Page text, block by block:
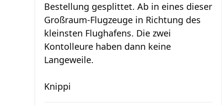
Bestellung gesplittet. Ab in eines dieser
Großraum-Flugzeuge in Richtung des
kleinsten Flughafens. Die zwei
Kontolleure haben dann keine
Langeweile.
Knippi